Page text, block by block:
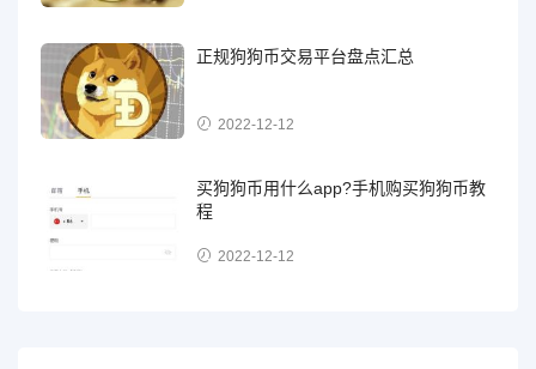
正规狗狗币交易平台盘点汇总
2022-12-12
买狗狗币用什么app?手机购买狗狗币教
程
2022-12-12